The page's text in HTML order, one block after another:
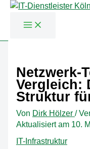
springen
Netzwerk-
Vergleich:
Struktur
Von Dirk Hölzer /
Aktualisiert am 10.
IT-Infrastruktur